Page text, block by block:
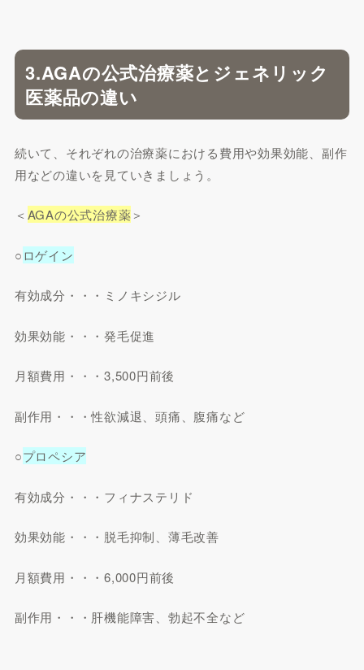
3.AGAの公式治療薬とジェネリック
医薬品の違い
続いて、それぞれの治療薬における費用や効果効能、副作
用などの違いを見ていきましょう。
＜ AGAの公式治療薬＞
○ロゲイン
有効成分・・・ミノキシジル
効果効能・・・発毛促進
月額費用・・・3,500円前後
副作用・・・性欲減退、頭痛、腹痛など
○プロペシア
有効成分・・・フィナステリド
効果効能・・・脱毛抑制、薄毛改善
月額費用・・・6,000円前後
副作用・・・肝機能障害、勃起不全など